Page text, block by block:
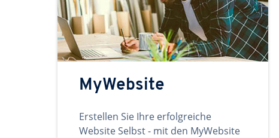
MyWebsite
Erstellen Sie Ihre erfolgreiche
Website Selbst - mit den MyWebsite